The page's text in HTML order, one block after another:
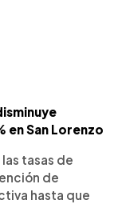
en San Lorenzo
tasas de
de
hasta que